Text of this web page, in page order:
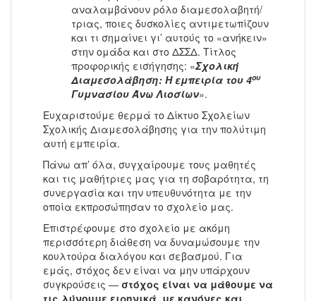
αναλαμβάνουν ρόλο διαμεσολαβητή/
τριας, ποιες δυσκολίες αντιμετωπίζουν
και τι σημαίνει γι’ αυτούς το «ανήκειν»
στην ομάδα και στο ΔΣΣΔ. Τίτλος
προφορικής εισήγησης: «Σχολική
Διαμεσολάβηση: Η εμπειρία του 4ου
Γυμνασίου Άνω Λιοσίων».
Ευχαριστούμε θερμά το Δίκτυο Σχολείων
Σχολικής Διαμεσολάβησης για την πολύτιμη
αυτή εμπειρία.
Πάνω απ’ όλα, συγχαίρουμε τους μαθητές
και τις μαθήτριες μας για τη σοβαρότητα, τη
συνεργασία και την υπευθυνότητα με την
οποία εκπροσώπησαν το σχολείο μας.
Επιστρέφουμε στο σχολείο με ακόμη
περισσότερη διάθεση να δυναμώσουμε την
κουλτούρα διαλόγου και σεβασμού. Για
εμάς, στόχος δεν είναι να μην υπάρχουν
συγκρούσεις — στόχος είναι να μάθουμε να
τις λύνουμε ειρηνικά, με κανόνες και